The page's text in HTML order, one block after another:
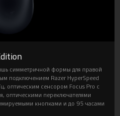
симметричной формы для правой
подключением Razer HyperSpeed
оптическим сенсором Focus Pro с
оптическими переключателями
кнопками и до 95 часами